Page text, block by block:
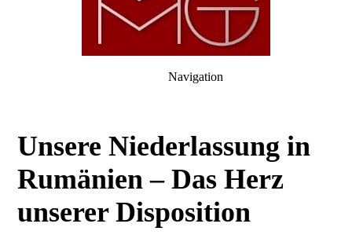
Navigation
Unsere Niederlassung in
Rumänien – Das Herz
unserer Disposition